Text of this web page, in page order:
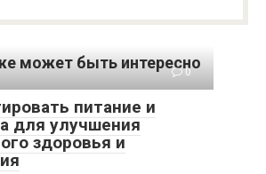
может быть интересно
0
питание и
для улучшения
здоровья и